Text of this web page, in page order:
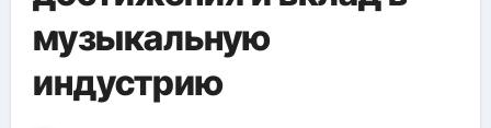
музыкальную
индустрию